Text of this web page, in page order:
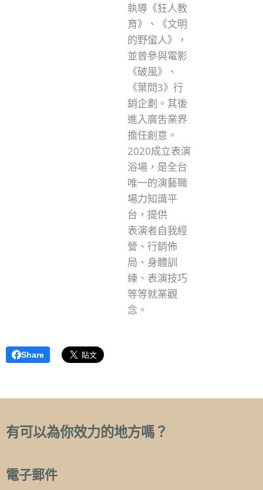
執導《狂人教
育》、《文明
的野蠻人》，
並曾參與電影
《破風》、
《葉問3》行
銷企劃。其後
進入廣吿業界
擔任創意。
2020成立表演
浴場，是全台
唯一的演藝職
場力知識平
台，提供
表演者自我經
營、行銷佈
局、身體訓
練、表演技巧
等等就業觀
念。
Share
有可以為你效力的地方嗎？
電子郵件